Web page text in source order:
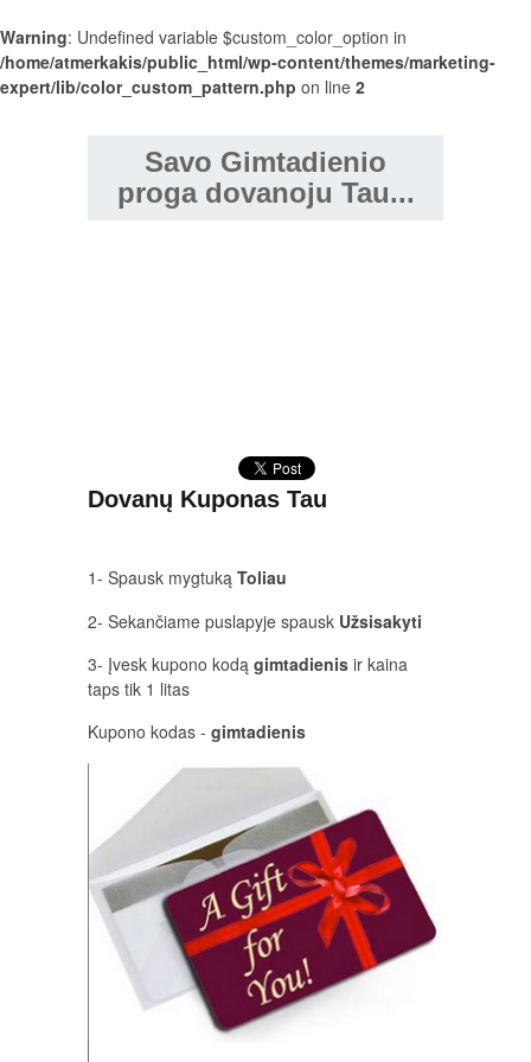
Warning: Undefined variable $custom_color_option in
/home/atmerkakis/public_html/wp-content/themes/marketing-
expert/lib/color_custom_pattern.php on line 2
Savo Gimtadienio
proga dovanoju Tau...
Dovanų Kuponas Tau
1- Spausk mygtuką Toliau
2- Sekančiame puslapyje spausk Užsisakyti
3- Įvesk kupono kodą gimtadienis ir kaina
taps tik 1 litas
Kupono kodas - gimtadienis